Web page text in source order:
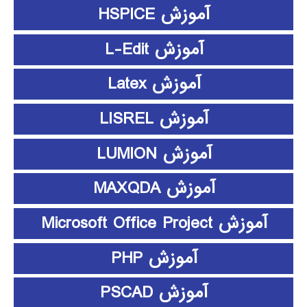
آموزش HSPICE
آموزش L-Edit
آموزش Latex
آموزش LISREL
آموزش LUMION
آموزش MAXQDA
آموزش Microsoft Office Project
آموزش PHP
آموزش PSCAD